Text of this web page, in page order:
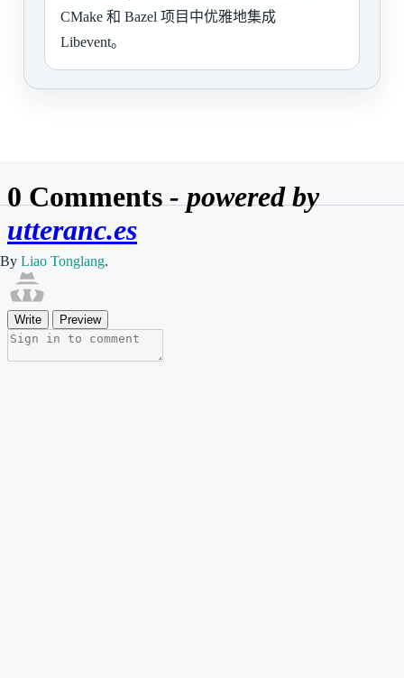
CMake 和 Bazel 项目中优雅地集成
Libevent。
By Liao Tonglang.